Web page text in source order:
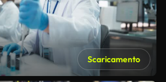
Scaricamento